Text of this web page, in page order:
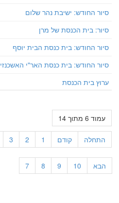
סיור החודש: ישיבת נהר שלום
סיור: בית הכנסת של מרן
סיור החודש: בית כנסת הבית יוסף
סיור החודש: בית כנסת האר"י האשכנזי
ערוץ בית הכנסת
עמוד 6 מתוך 14
התחלה קודם 1
2
3
7 8 9 10 הבא